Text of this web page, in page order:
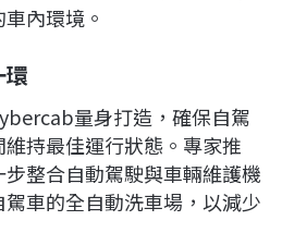
內環境。
量身打造，確保自駕
持最佳運行狀態。專家推
整合自動駕駛與車輛維護機
車的全自動洗車場，以減少